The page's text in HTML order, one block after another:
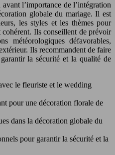
l’importance de l’intégration
globale du mariage. Il est
les styles et les thèmes pour
Ils conseillent de prévoir
météorologiques défavorables,
Ils recommandent de faire
la sécurité et la qualité de
le fleuriste et le wedding
pour une décoration florale de
dans la décoration globale du
pour garantir la sécurité et la